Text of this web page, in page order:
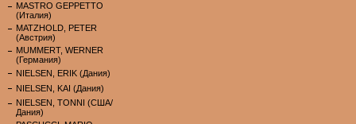
MASTRO GEPPETTO
(Италия)
MATZHOLD, PETER
(Австрия)
MUMMERT, WERNER
(Германия)
NIELSEN, ERIK (Дания)
NIELSEN, KAI (Дания)
NIELSEN, TONNI (США/
Дания)